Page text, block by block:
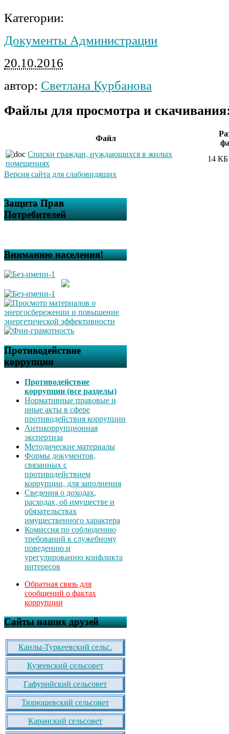
Категории:
Документы Администрации
20.10.2016
автор: Светлана Курбанова
Файлы для просмотра и
Файл
Списки граждан, нуждающихся в жилых
помещениях
14 КБ
Версия сайта для слабовидящих
Защита Прав
Потребителей
Вниманию населения!
Противодействие
коррупции
Противодействие
коррупции (все разделы)
Нормативные правовые и
иные акты в сфере
противодействия коррупции
Антикоррупционная
экспертиза
Методические материалы
Формы документов,
связанных с
противодействием
коррупции, для заполнения
Сведения о доходах,
расходах, об имуществе и
обязательствах
имущественного характера
Комиссия по соблюдению
требований к служебному
поведению и
урегулированию конфликта
интересов
Обратная связь для
сообщений о фактах
коррупции
Сайты наших друзей
Канлы-Туркеевский сельс.
Кузеевский сельсовет
Гафурийский сельсовет
Тюрюшевский сельсовет
Каранский сельсовет